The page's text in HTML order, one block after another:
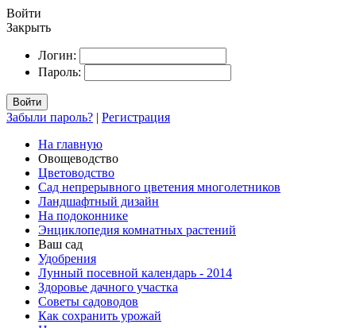
Войти
Закрыть
Логин:
Пароль:
Войти
Забыли пароль? | Регистрация
На главную
Овощеводство
Цветоводство
Сад непрерывного цветения многолетников
Ландшафтный дизайн
На подоконнике
Энциклопедия комнатных растений
Ваш сад
Удобрения
Лунный посевной календарь - 2014
Здоровье дачного участка
Советы садоводов
Как сохранить урожай